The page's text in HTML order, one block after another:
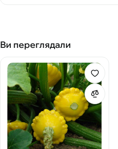
Ви переглядали